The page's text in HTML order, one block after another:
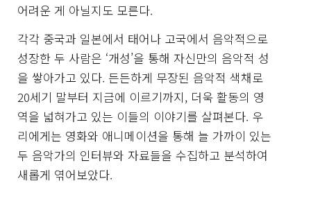
어려운 게 아닐지도 모른다.
각각 중국과 일본에서 태어나 고국에서 음악적으로
성장한 두 사람은 ‘개성’을 통해 자신만의 음악적 성
을 쌓아가고 있다. 든든하게 무장된 음악적 색채로
20세기 말부터 지금에 이르기까지, 더욱 활동의 영
역을 넓혀가고 있는 이들의 이야기를 살펴본다. 우
리에게는 영화와 애니메이션을 통해 늘 가까이 있는
두 음악가의 인터뷰와 자료들을 수집하고 분석하여
새롭게 엮어보았다.